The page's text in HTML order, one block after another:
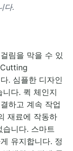
다.
림을 막을 수 있
. 심플한 디자인
다. 퀵 체인지
하고 계속 작업
재료에 작동하
니다. 스마트
유지합니다. 정